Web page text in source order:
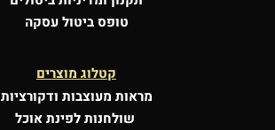
טופס ביטול עסקה
קטלוג מוצרים
מראות מעוצבות ודקורציות
שולחנות לפינת אוכל